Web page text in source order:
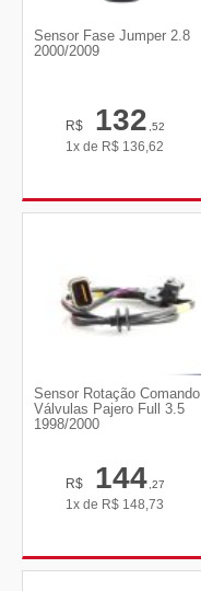
Sensor Fase Jumper 2.8
2000/2009
R$ 132,52
1x de R$ 136,62
Sensor Rotação Comando
Válvulas Pajero Full 3.5
1998/2000
R$ 144,27
1x de R$ 148,73